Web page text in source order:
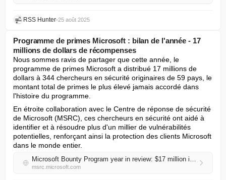
RSS Hunter•25 août 2025
Programme de primes Microsoft : bilan de l'année - 17
millions de dollars de récompenses
Nous sommes ravis de partager que cette année, le
programme de primes Microsoft a distribué 17 millions de
dollars à 344 chercheurs en sécurité originaires de 59 pays, le
montant total de primes le plus élevé jamais accordé dans
l'histoire du programme.
En étroite collaboration avec le Centre de réponse de sécurité
de Microsoft (MSRC), ces chercheurs en sécurité ont aidé à
identifier et à résoudre plus d'un millier de vulnérabilités
potentielles, renforçant ainsi la protection des clients Microsoft
dans le monde entier.
Microsoft Bounty Program year in review: $17 million in rewards
msrc.microsoft.com